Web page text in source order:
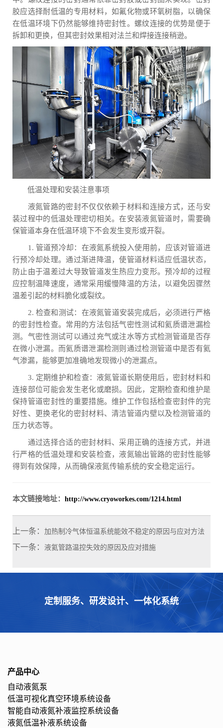
胶应选择耐低温的专用材料，如氟化物或环氧树脂，以确保
在低温环境下仍然能够维持密封性。螺纹连接的优势是便于
拆卸和更换，但其密封效果相对法兰和焊接连接稍逊。
低温处理和安装注意事项
液氮管路的密封不仅仅依赖于材料和连接方式，还与安
装过程中的低温处理密切相关。在安装液氮管道时，需要确
保管道本身在低温环境下不会发生变形或开裂。
1. 管道预冷却：在液氮系统投入使用前，应该对管道进
行预冷却处理。通过渐进降温，使管道材料适应低温状态，
防止由于温差过大导致管道发生热应力变形。预冷却的过程
应控制温降速度，通常采用缓慢降温的方法，以避免因骤然
温差引起的材料脆化或裂纹。
2. 检查和测试：在液氮管道安装完成后，必须进行严格
的密封性检查。常用的方法包括气密性测试和氦质谱泄漏检
测。气密性测试可以通过充气或注水等方式检测管道是否存
在微小泄漏。而氦质谱泄漏检测则通过检测管道中是否有氦
气渗漏，能够更加准确地发现微小的泄漏点。
3. 定期维护和检查：液氮管道长期使用后，密封材料和
连接部位可能会发生老化或磨损。因此，定期检查和维护是
保持管道密封性的重要措施。维护工作包括检查密封件的完
好性、更换老化的密封材料、清洁管道内壁以及检测管道的
压力状态等。
通过选择合适的密封材料、采用正确的连接方式，并进
行严格的低温处理和安装检查，液氮输出管路的密封性能够
得到有效保障，从而确保液氮传输系统的安全稳定运行。
本文链接地址： http://www.cryoworkes.com/1214.html
上一条： 加热制冷气体恒温系统能效不稳定的原因与应对方法
下一条： 液氦管路温控失效的原因及应对措施
定制服务、研发设计、一体化系统
产品中心
自动液氮泵
低温可视化真空环境系统设备
智能自动液氮补液监控系统设备
液氮低温补液系统设备